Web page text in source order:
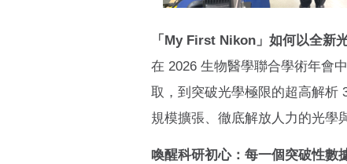
「My First Nikon」如何以全新
在 2026 生物醫學聯合學術年會
取，到突破光學極限的超高解析
規模擴張、徹底解放人力的光學
喚醒科研初心：每一個突破性數